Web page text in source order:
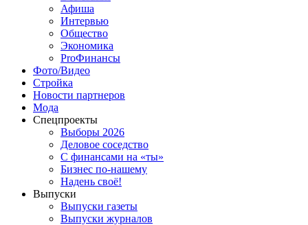
Афиша
Интервью
Общество
Экономика
ProФинансы
Фото/Видео
Стройка
Новости партнеров
Мода
Спецпроекты
Выборы 2026
Деловое соседство
С финансами на «ты»
Бизнес по-нашему
Надень своё!
Выпуски
Выпуски газеты
Выпуски журналов